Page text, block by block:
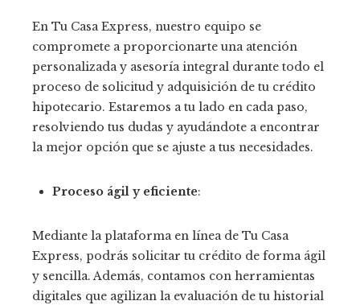
En Tu Casa Express, nuestro equipo se
compromete a proporcionarte una atención
personalizada y asesoría integral durante todo el
proceso de solicitud y adquisición de tu crédito
hipotecario. Estaremos a tu lado en cada paso,
resolviendo tus dudas y ayudándote a encontrar
la mejor opción que se ajuste a tus necesidades.
Proceso ágil y eficiente:
Mediante la plataforma en línea de Tu Casa
Express, podrás solicitar tu crédito de forma ágil
y sencilla. Además, contamos con herramientas
digitales que agilizan la evaluación de tu historial